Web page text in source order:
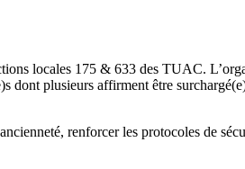
locales 175 & 633 des TUAC.
dont plusieurs affirment être
renforcer les protocoles de